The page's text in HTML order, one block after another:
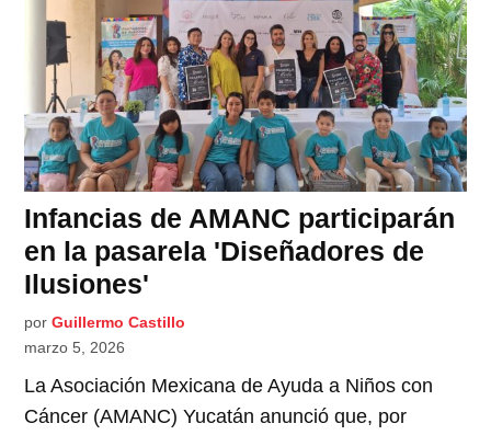
Infancias de AMANC participarán
en la pasarela 'Diseñadores de
Ilusiones'
por Guillermo Castillo
marzo 5, 2026
La Asociación Mexicana de Ayuda a Niños con
Cáncer (AMANC) Yucatán anunció que, por